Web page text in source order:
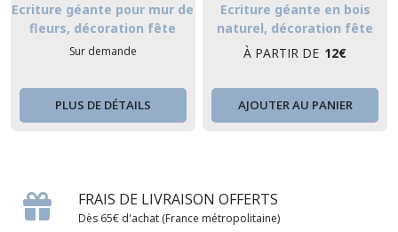
Ecriture géante pour mur de
fleurs, décoration fête
anniversaire, mariage,
babyshower - prénom
géant, grand format
Sur demande
PLUS DE DÉTAILS
Ecriture géante en bois
naturel, décoration fête
anniversaire, mariage,
babyshower - prénom
géant, grand format
À PARTIR DE 12€
AJOUTER AU PANIER
FRAIS DE LIVRAISON OFFERTS
Dès 65€ d'achat (France métropolitaine)